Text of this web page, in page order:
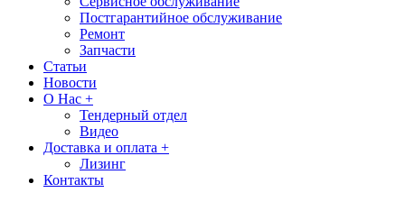
Постгарантийное обслуживание
Ремонт
Запчасти
Статьи
Новости
О Нас +
Тендерный отдел
Видео
Доставка и оплата +
Лизинг
Контакты